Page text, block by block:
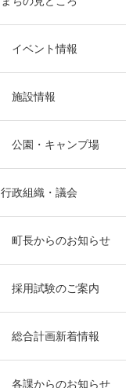
イベント情報
施設情報
公園・キャンプ場
行政組織・議会
町長からのお知らせ
採用試験のご案内
総合計画新着情報
各課からのお知らせ